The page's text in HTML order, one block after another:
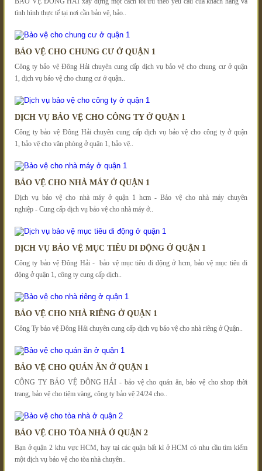
tình hình thực tế tại nơi cần bảo vệ, bảo..
BẢO VỆ CHO CHUNG CƯ Ở QUẬN 1
Công ty bảo vệ Đông Hải chuyên cung cấp dịch vụ bảo vệ cho chung cư ở quận
1, dịch vụ bảo vệ cho chung cư ở quận..
DỊCH VỤ BẢO VỆ CHO CÔNG TY Ở QUẬN 1
Công ty bảo vệ Đông Hải chuyên cung cấp dịch vụ bảo vệ cho công ty ở quận
1, bảo vệ cho văn phòng ở quận 1, bảo vệ..
BẢO VỆ CHO NHÀ MÁY Ở QUẬN 1
Dịch vụ bảo vệ cho nhà máy ở quận 1 hcm - Bảo vệ cho nhà máy chuyên
nghiệp - Cung cấp dịch vụ bảo vệ cho nhà máy ở..
DỊCH VỤ BẢO VỆ MỤC TIÊU DI ĐỘNG Ở QUẬN 1
Công ty bảo vệ Đông Hải - bảo vệ mục tiêu di động ở hcm, bảo vệ mục tiêu di
động ở quận 1, công ty cung cấp dịch..
BẢO VỆ CHO NHÀ RIÊNG Ở QUẬN 1
Công Ty bảo vệ Đông Hải chuyên cung cấp dịch vụ bảo vệ cho nhà riêng ở Quận..
BẢO VỆ CHO QUÁN ĂN Ở QUẬN 1
CÔNG TY BẢO VỆ ĐÔNG HẢI - bảo vệ cho quán ăn, bảo vệ cho shop thời
trang, bảo vệ cho tiệm vàng, công ty bảo vệ 24/24 cho..
BẢO VỆ CHO TÒA NHÀ Ở QUẬN 2
Bạn ở quận 2 khu vực HCM, hay tại các quận bất kì ở HCM có nhu cầu tìm kiếm
một dịch vụ bảo vệ cho tòa nhà chuyên..